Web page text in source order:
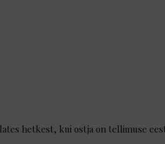
hetkest, kui ostja on tellimuse